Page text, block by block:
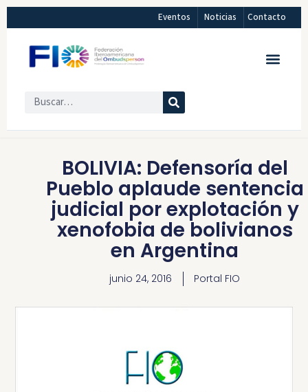
Eventos Noticias Contacto
BOLIVIA: Defensoría del
Pueblo aplaude sentencia
judicial por explotación y
xenofobia de bolivianos
en Argentina
junio 24, 2016 Portal FIO